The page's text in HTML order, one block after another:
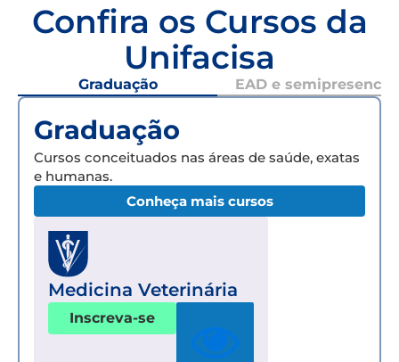
Confira os Cursos da
Unifacisa
Graduação EAD e semipresencial
Graduação
Cursos conceituados nas áreas de saúde, exatas
e humanas.
Conheça mais cursos
Medicina Veterinária
Inscreva-se